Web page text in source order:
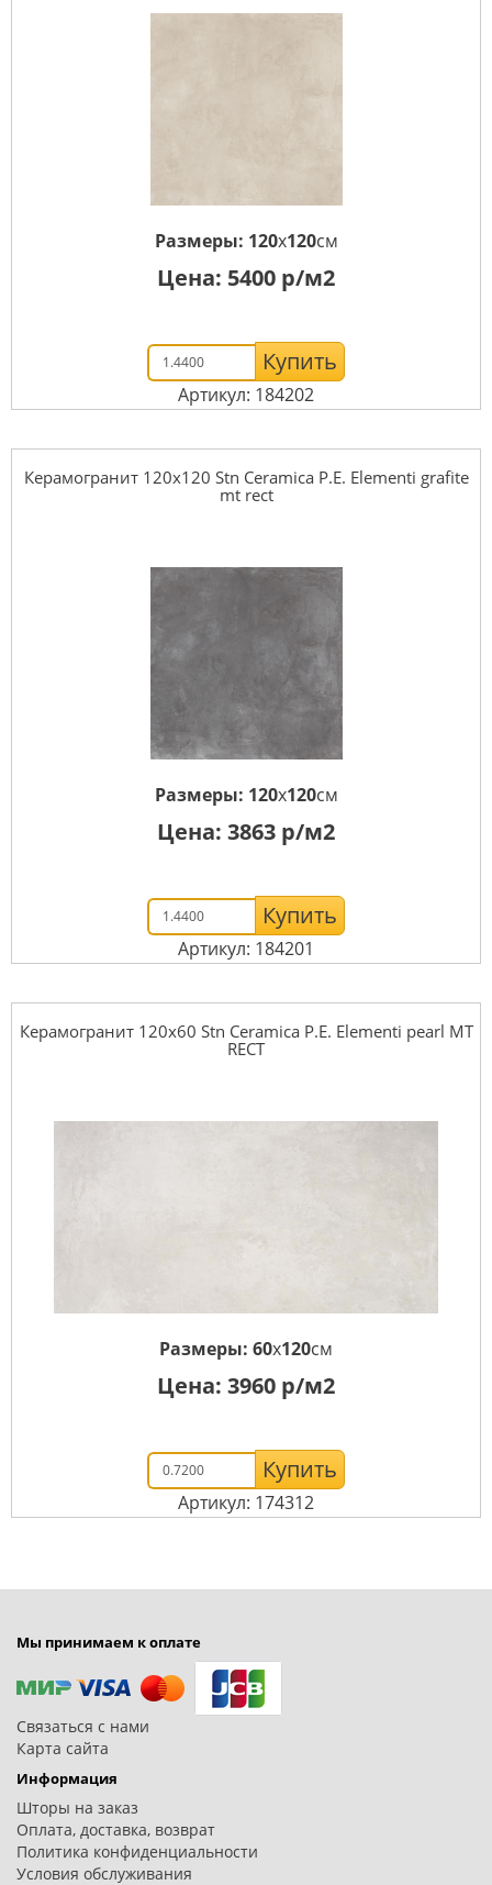
Размеры: 120x120см
Цена: 5400 р/м2
Купить
Артикул: 184202
Керамогранит 120x120 Stn Ceramica P.E. Elementi grafite
mt rect
Размеры: 120x120см
Цена: 3863 р/м2
Купить
Артикул: 184201
Керамогранит 120x60 Stn Ceramica P.E. Elementi pearl MT
RECT
Размеры: 60x120см
Цена: 3960 р/м2
Купить
Артикул: 174312
Мы принимаем к оплате
Связаться с нами
Карта сайта
Информация
Шторы на заказ
Оплата, доставка, возврат
Политика конфиденциальности
Условия обслуживания